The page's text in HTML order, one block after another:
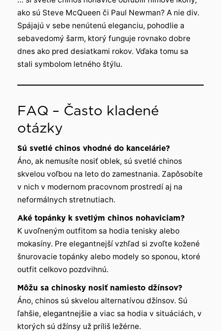
ako sú Steve McQueen či Paul Newman? A nie div.
Spájajú v sebe nenútenú eleganciu, pohodlie a
sebavedomý šarm, ktorý funguje rovnako dobre
dnes ako pred desiatkami rokov. Vďaka tomu sa
stali symbolom letného štýlu.
FAQ – Často kladené
otázky
Sú svetlé chinos vhodné do kancelárie?
Áno, ak nemusíte nosiť oblek, sú svetlé chinos
skvelou voľbou na leto do zamestnania. Zapôsobíte
v nich v modernom pracovnom prostredí aj na
neformálnych stretnutiach.
Aké topánky k svetlým chinos nohaviciam?
K uvoľneným outfitom sa hodia tenisky alebo
mokasíny. Pre elegantnejší vzhľad si zvoľte kožené
šnurovacie topánky alebo modely so sponou, ktoré
outfit celkovo pozdvihnú.
Môžu sa chinosky nosiť namiesto džínsov?
Áno, chinos sú skvelou alternatívou džínsov. Sú
ľahšie, elegantnejšie a viac sa hodia v situáciách, v
ktorých sú džínsy už príliš ležérne.